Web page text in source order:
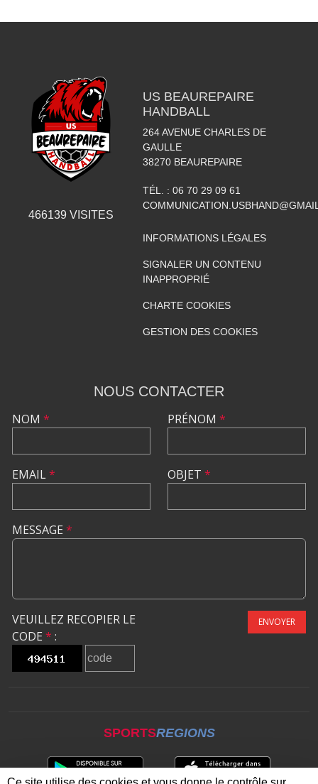
466139 VISITES
US BEAUREPAIRE
HANDBALL
264 AVENUE CHARLES DE
GAULLE
38270 BEAUREPAIRE
TÉL. : 06 70 29 09 61
INFORMATIONS LÉGALES
SIGNALER UN CONTENU
INAPPROPRIÉ
CHARTE COOKIES
GESTION DES COOKIES
NOUS CONTACTER
NOM *
EMAIL*
PRÉNOM *
OBJET *
MESSAGE *
VEUILLEZ RECOPIER LE
CODE * :
ENVOYER
SPORTSREGIONS